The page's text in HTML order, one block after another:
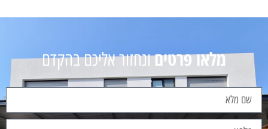
מלאו פרטיםונחזור אליכם בהקדם